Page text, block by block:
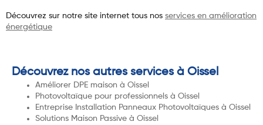
Découvrez sur notre site internet tous nos services en amélioration
énergétique
Découvrez nos autres services à Oissel
Améliorer DPE maison à Oissel
Photovoltaïque pour professionnels à Oissel
Entreprise Installation Panneaux Photovoltaïques à Oissel
Solutions Maison Passive à Oissel